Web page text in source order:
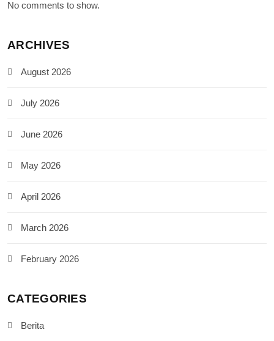
No comments to show.
ARCHIVES
August 2026
July 2026
June 2026
May 2026
April 2026
March 2026
February 2026
CATEGORIES
Berita